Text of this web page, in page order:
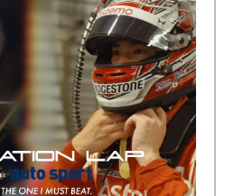
る。小林利徠斗 × 野村勇斗
Produced by auto sport】
Episode 2